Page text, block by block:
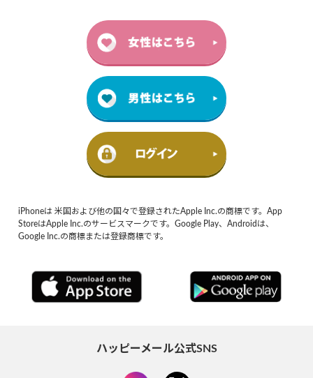
iPhoneは 米国および他の国々で登録されたApple Inc.の商標です。App
StoreはApple Inc.のサービスマークです。Google Play、Androidは、
Google Inc.の商標または登録商標です。
ハッピーメール公式SNS